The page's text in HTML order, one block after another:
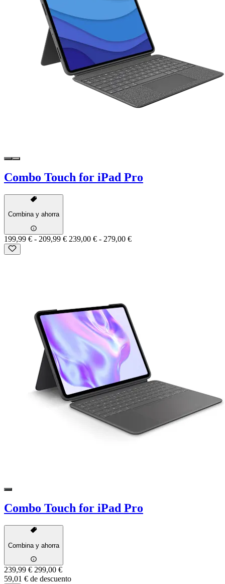
Combo Touch for iPad Pro
Combina y ahorra
199,99 € - 209,99 € 239,00 € - 279,00 €
Combo Touch for iPad Pro
Combina y ahorra
239,99 € 299,00 €
59,01 € de descuento